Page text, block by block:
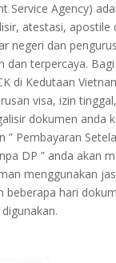
Service Agency)
atestasi, apostile
negeri dan
dan terpercaya.
di Kedutaan
visa, izin
dokumen anda
” Pembayaran
DP ” anda akan
menggunakan
beberapa hari